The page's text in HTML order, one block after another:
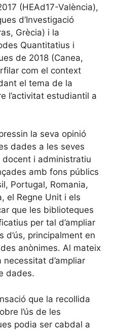
(HEAd17-València),
d’Investigació
Grècia) i la
Quantitatius i
de 2018 (Canea,
com el context
el tema de la
l’activitat estudiantil a
la seva opinió
dades a les seves
i administratiu
amb fons públics
Portugal, Romania,
el Regne Unit i els
que les biblioteques
per tal d’ampliar
d’ús, principalment en
anònimes. Al mateix
d’ampliar
dades.
que la recollida
l’ús de les
podia ser cabdal a